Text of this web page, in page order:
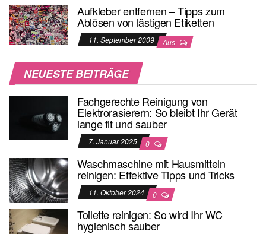
Aufkleber entfernen – Tipps zum
Ablösen von lästigen Etiketten
11. September 2009 Aus
NEUESTE BEITRÄGE
Fachgerechte Reinigung von
Elektrorasierern: So bleibt Ihr Gerät
lange fit und sauber
7. Januar 2025 0
Waschmaschine mit Hausmitteln
reinigen: Effektive Tipps und Tricks
11. Oktober 2024 0
Toilette reinigen: So wird Ihr WC
hygienisch sauber